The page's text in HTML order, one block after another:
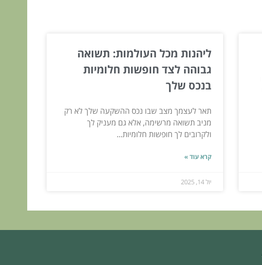
ליהנות מכל העולמות: תשואה
גבוהה לצד חופשות חלומיות
בנכס שלך
תאר לעצמך מצב שבו נכס ההשקעה שלך לא רק
מניב תשואה מרשימה, אלא גם מעניק לך
ולקרובים לך חופשות חלומיות...
קרא עוד »
יול 14, 2025